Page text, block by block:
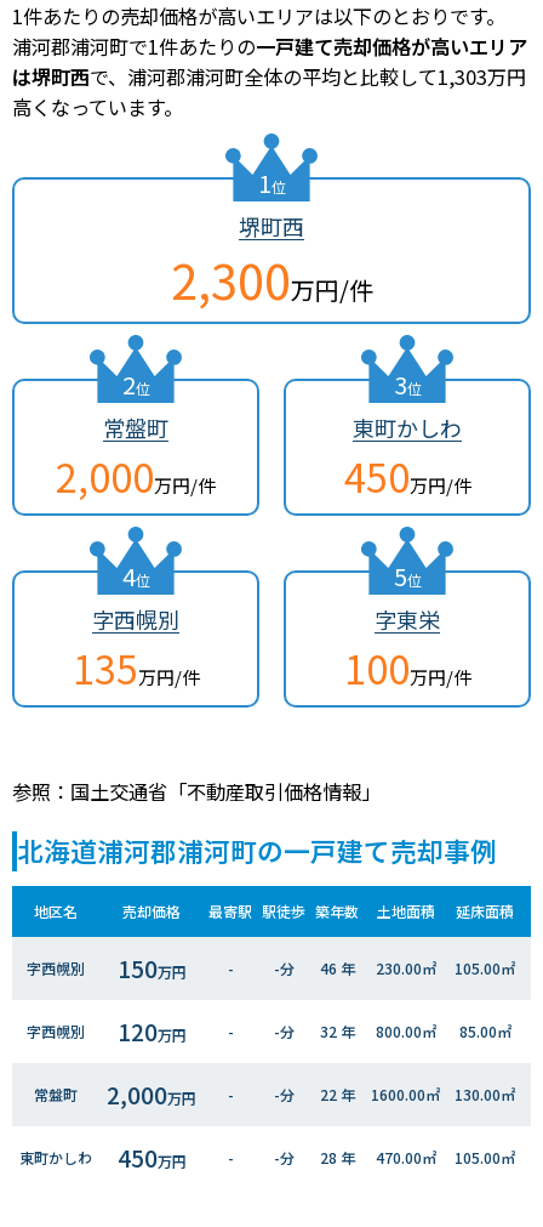
1件あたりの売却価格が高いエリアは以下のとおりです。
浦河郡浦河町で1件あたりの一戸建て売却価格が高いエリア
は堺町西で、浦河郡浦河町全体の平均と比較して1,303万円
高くなっています。
1位
堺町西
2,300万円/件
2位
常盤町
2,000万円/件
3位
東町かしわ
450万円/件
4位
字西幌別
135万円/件
5位
字東栄
100万円/件
参照：国土交通省「不動産取引価格情報」
北海道浦河郡浦河町の一戸建て売却事例
地区名 売却価格 最寄駅 駅徒歩 築年数 土地面積 延床面積
字西幌別 150万円 - -分 46 年 230.00㎡ 105.00㎡
字西幌別 120万円 - -分 32 年 800.00㎡ 85.00㎡
常盤町 2,000万円 - -分 22 年 1600.00㎡ 130.00㎡
東町かしわ 450万円 - -分 28 年 470.00㎡ 105.00㎡